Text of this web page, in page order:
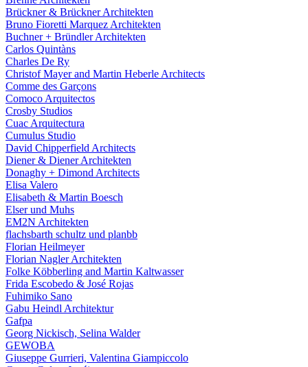
Brückner & Brückner Architekten
Bruno Fioretti Marquez Architekten
Buchner + Bründler Architekten
Carlos Quintàns
Charles De Ry
Christof Mayer and Martin Heberle Architects
Comme des Garçons
Comoco Arquitectos
Crosby Studios
Cuac Arquitectura
Cumulus Studio
David Chipperfield Architects
Diener & Diener Architekten
Donaghy + Dimond Architects
Elisa Valero
Elisabeth & Martin Boesch
Elser und Muhs
EM2N Architekten
flachsbarth schultz und planbb
Florian Heilmeyer
Florian Nagler Architekten
Folke Köbberling and Martin Kaltwasser
Frida Escobedo & José Rojas
Fuhimiko Sano
Gabu Heindl Architektur
Gafpa
Georg Nickisch, Selina Walder
GEWOBA
Giuseppe Gurrieri, Valentina Giampiccolo